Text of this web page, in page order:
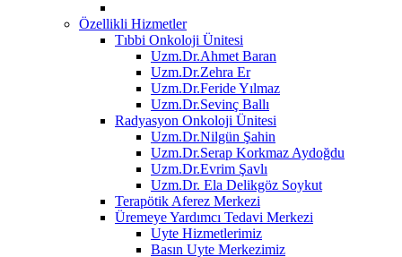
Özellikli Hizmetler
Tıbbi Onkoloji Ünitesi
Uzm.Dr.Ahmet Baran
Uzm.Dr.Zehra Er
Uzm.Dr.Feride Yılmaz
Uzm.Dr.Sevinç Ballı
Radyasyon Onkoloji Ünitesi
Uzm.Dr.Nilgün Şahin
Uzm.Dr.Serap Korkmaz Aydoğdu
Uzm.Dr.Evrim Şavlı
Uzm.Dr. Ela Delikgöz Soykut
Terapötik Aferez Merkezi
Üremeye Yardımcı Tedavi Merkezi
Uyte Hizmetlerimiz
Basın Uyte Merkezimiz